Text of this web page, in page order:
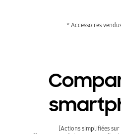
* Accessoires
[Actions simplifiées